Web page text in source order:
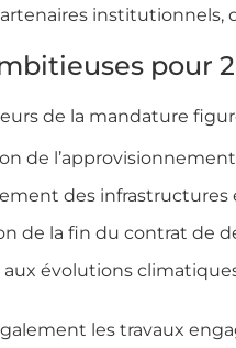
institutionnels,
pour
de la mandature
de
des infrastructures
de la fin du contrat de
aux évolutions
les travaux